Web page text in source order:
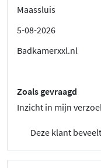
Maassluis
5-08-2026
Badkamerxxl.nl
Zoals gevraagd
Inzicht in mijn
Deze klant